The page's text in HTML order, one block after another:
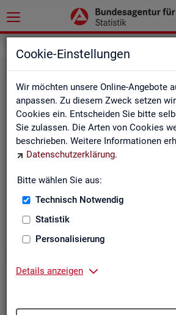
Cookie-Einstellungen
Wir möchten unsere Online-Angebote
anpassen. Zu diesem Zweck setzen
Cookies ein. Entscheiden Sie bitte
Sie zulassen. Die Arten von Cookies
beschrieben. Weitere Informationen
Datenschutzerklärung.
Bitte wählen Sie aus:
Technisch Notwendig
Statistik
Personalisierung
Details anzeigen
Rund­schau